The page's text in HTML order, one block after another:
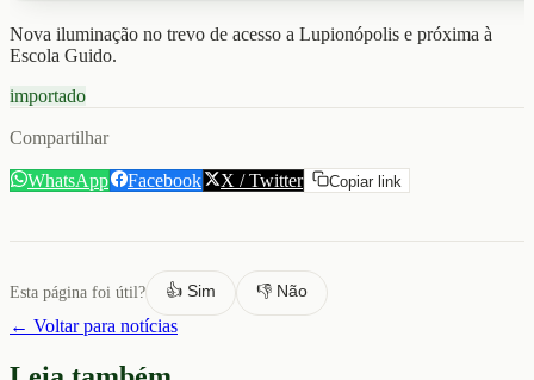
Nova iluminação no trevo de acesso a Lupionópolis e próxima à
Escola Guido.
importado
Compartilhar
WhatsApp Facebook X / Twitter Copiar link
Esta página foi útil? 👍 Sim 👎 Não
← Voltar para notícias